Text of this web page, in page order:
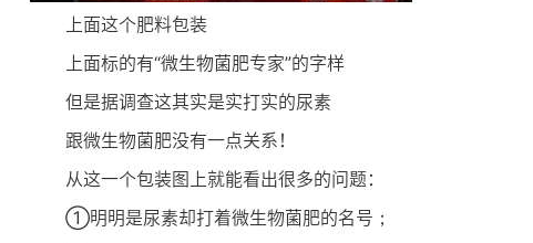
上面这个肥料包装
上面标的有“微生物菌肥专家”的字样
但是据调查这其实是实打实的尿素
跟微生物菌肥没有一点关系！
从这一个包装图上就能看出很多的问题：
①明明是尿素却打着微生物菌肥的名号；